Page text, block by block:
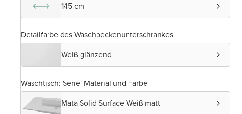
145 cm
Detailfarbe des Waschbeckenunterschrankes
Weiß glänzend
Waschtisch: Serie, Material und Farbe
Mata Solid Surface Weiß matt